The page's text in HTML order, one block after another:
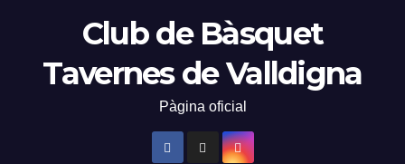
Club de Bàsquet
Tavernes de Valldigna
Pàgina oficial